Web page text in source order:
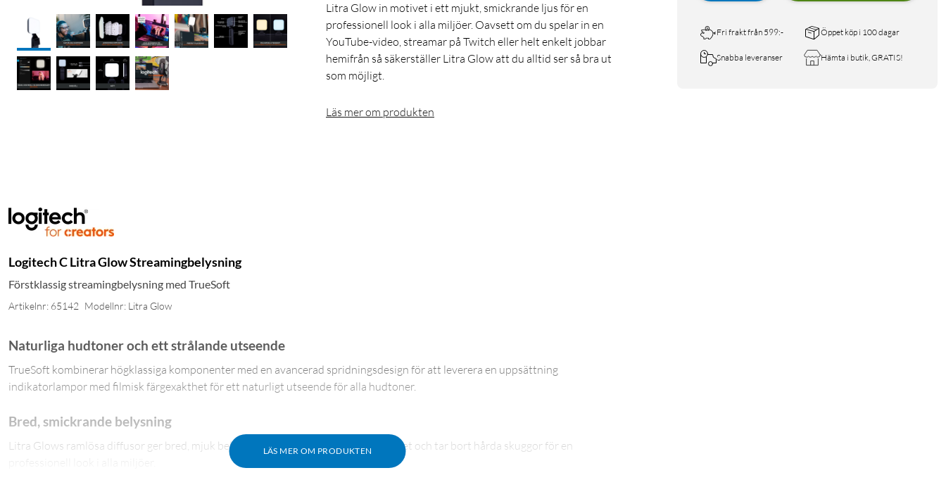
Fri frakt från 599:- Öppet köp i 100 dagar
Snabba leveranser Hämta i butik, GRATIS!
Litra Glow in motivet i ett mjukt, smickrande ljus för en
professionell look i alla miljöer. Oavsett om du spelar in en
YouTube-video, streamar på Twitch eller helt enkelt jobbar
hemifrån så säkerställer Litra Glow att du alltid ser så bra ut
som möjligt.
Läs mer om produkten
Logitech C Litra Glow Streamingbelysning
Förstklassig streamingbelysning med TrueSoft
Artikelnr: 65142 Modellnr: Litra Glow
LÄS MER OM PRODUKTEN
Naturliga hudtoner och ett strålande utseende
TrueSoft kombinerar högklassiga komponenter med en avancerad spridningsdesign för att leverera en uppsättning
indikatorlampor med filmisk färgexakthet för ett naturligt utseende för alla hudtoner.
Bred, smickrande belysning
Litra Glows ramlösa diffusor ger bred, mjuk belysning som är smickrande för motivet och tar bort hårda skuggor för en